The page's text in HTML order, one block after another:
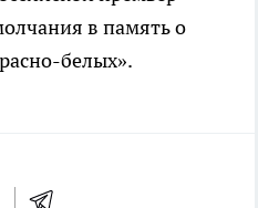
в память о
белых».